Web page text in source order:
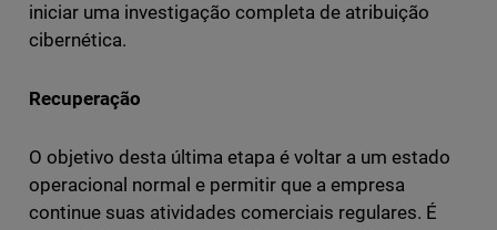
iniciar uma investigação completa de atribuição
cibernética.
Recuperação
O objetivo desta última etapa é voltar a um estado
operacional normal e permitir que a empresa
continue suas atividades comerciais regulares. É